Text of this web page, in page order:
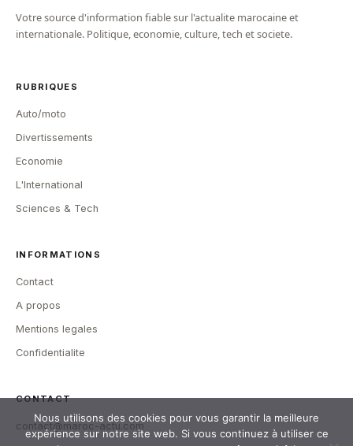
Votre source d'information fiable sur l'actualite marocaine et
internationale. Politique, economie, culture, tech et societe.
RUBRIQUES
Auto/moto
Divertissements
Economie
L'International
Sciences & Tech
INFORMATIONS
Contact
A propos
Mentions legales
Confidentialite
CONTACT
contact@maroc-actu.com
Nous utilisons des cookies pour vous garantir la meilleure
expérience sur notre site web. Si vous continuez à utiliser ce